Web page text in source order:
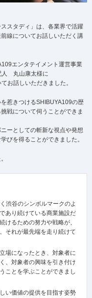
スタディ」は、各業界で活躍
線についてお話しいただく講
エンタテイメント運営事業
人 丸山康太様に
お話しいただきました。
惹きつけるSHIBUYA109の歴
戦について伺うことができま
ーとしての斬新な視点や発想
びを得ることができました。
渋谷のシンボルマークのよ
あり続けている商業施設だ
けるための努力や戦略が、
それが最先端を走り続けて
場になったとき、対象者に
、対象者の興味を引き付け
ことを学ぶことができまし
い価値の提供を目指す姿勢